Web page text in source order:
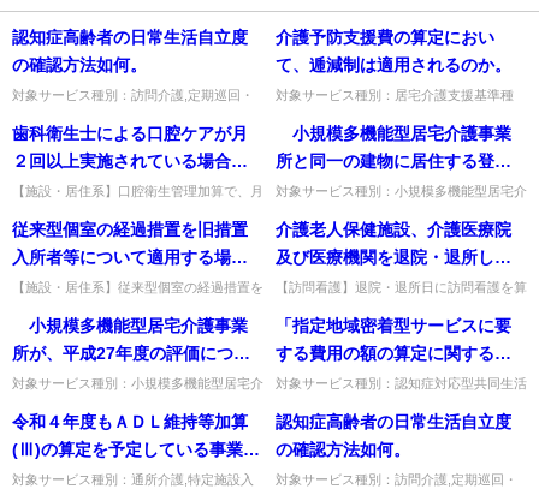
認知症高齢者の日常生活自立度
の確認方法如何。
対象サービス種別：訪問介護,定期巡回・
介護,介護予防訪問入浴介護,訪問入浴介護,
介護予防特定施設入居者...
介護予防支援費の算定におい
て、逓減制は適用されるのか。
対象サービス種別：居宅介護支援基準種
制）」質問介護予防支援費の算定におい
て、逓減制は適用されるのか。回答適...
歯科衛生士による口腔ケアが月
２回以上実施されている場合に
算定できることとされている
が、月途中から介護保険施設に
入所した者について、入所月は
月２回に満たない場合であって
も算定できるのか。
【施設・居住系】口腔衛生管理加算で、月
合も算定できるか。月2回以上実施されて
いなければ算定できない。出...
小規模多機能型居宅介護事業
所と同一の建物に居住する登録
者が登録定員の８割以上となる
場合の減算が廃止され、登録者
の居所に応じた基本報酬が設け
られたが、従来可能とされてい
た、市町村が定める基準におい
て、事業所と同一の建物に居住
する登録者の割合の上限を、例
えば、登録定員の５割までと定
めることは引き続き可能なの
か。
対象サービス種別：小規模多機能型居宅介
建物に所在する事業所の地域への展開」質
問 小規模多機能型居宅介護...
従来型個室の経過措置を旧措置
入所者等について適用する場合
の認定証の記載方法はどのよう
になるのか。
【施設・居住系】従来型個室の経過措置を
記載方法。負担限度額欄は多床室にのみ記
載し、他の居室区分は「−」...
介護老人保健施設、介護医療院
及び医療機関を退院・退所した
日に訪問看護療養費を算定でき
るのは、特別管理加算の対象状
態の利用者のほか、主治の医師
が退院・退所した日に訪問看護
が必要と認めた場合でよいか。
【訪問看護】退院・退所日に訪問看護を算
主治医が必要と認めた場合でよいか。その
とおり。出典：令和6年度介...
小規模多機能型居宅介護事業
所が、平成27年度の評価につい
て、改正前の制度に基づき、指
定外部評価機関との間で既に実
施契約を締結しているが、あく
までも改正後の手法により評価
を行わなければならないのか。
対象サービス種別：小規模多機能型居宅介
用した評価について」質問 小規模多機能
型居宅介護事業所が、平成2...
「指定地域密着型サービスに要
する費用の額の算定に関する基
準及び指定地域密着型介護予防
サービスに要する費用の額の算
定に関する基準の制定に伴う実
改正について」（平成18年6月20
対象サービス種別：認知症対応型共同生活
同生活介護」質問「指定地域密着型サービ
スに要する費用の額の算定に...
令和４年度もＡＤＬ維持等加算
(Ⅲ)の算定を予定している事業所
は、介護給付費算定に係る体制
対象サービス種別：通所介護,特定施設入
認知症高齢者の日常生活自立度
の確認方法如何。
対象サービス種別：訪問介護,定期巡回・